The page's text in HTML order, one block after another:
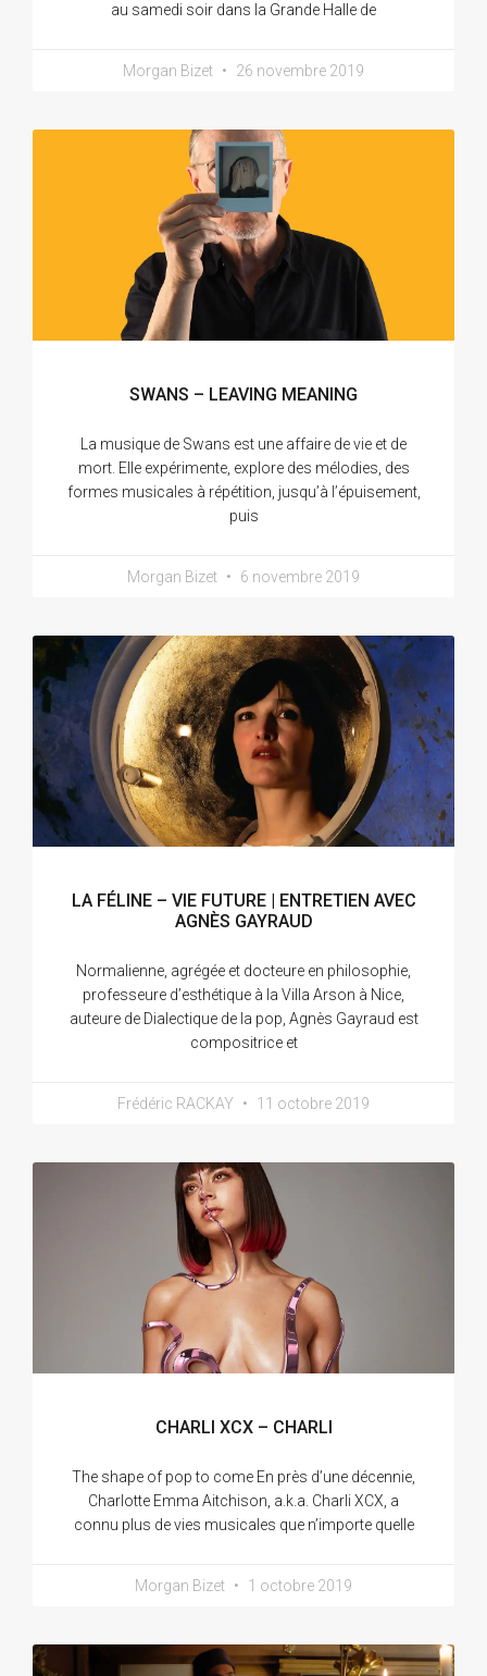
au samedi soir dans la Grande Halle de
Morgan Bizet 26 novembre 2019
SWANS – LEAVING MEANING
La musique de Swans est une affaire de vie et de
mort. Elle expérimente, explore des mélodies, des
formes musicales à répétition, jusqu’à l’épuisement,
puis
Morgan Bizet 6 novembre 2019
LA FÉLINE – VIE FUTURE | ENTRETIEN AVEC
AGNÈS GAYRAUD
Normalienne, agrégée et docteure en philosophie,
professeure d’esthétique à la Villa Arson à Nice,
auteure de Dialectique de la pop, Agnès Gayraud est
compositrice et
Frédéric RACKAY 11 octobre 2019
CHARLI XCX – CHARLI
The shape of pop to come En près d’une décennie,
Charlotte Emma Aitchison, a.k.a. Charli XCX, a
connu plus de vies musicales que n’importe quelle
Morgan Bizet 1 octobre 2019